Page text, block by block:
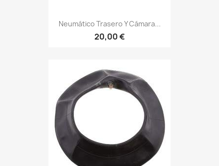
Neumático Trasero Y Cámara...
20,00 €